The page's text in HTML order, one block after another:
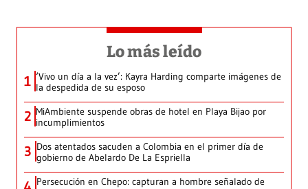
Lo más leído
1 ‘Vivo un día a la vez’: Kayra Harding comparte imágenes de
la despedida de su esposo
2 MiAmbiente suspende obras de hotel en Playa Bijao por
incumplimientos
3 Dos atentados sacuden a Colombia en el primer día de
gobierno de Abelardo De La Espriella
Persecución en Chepo: capturan a hombre señalado de